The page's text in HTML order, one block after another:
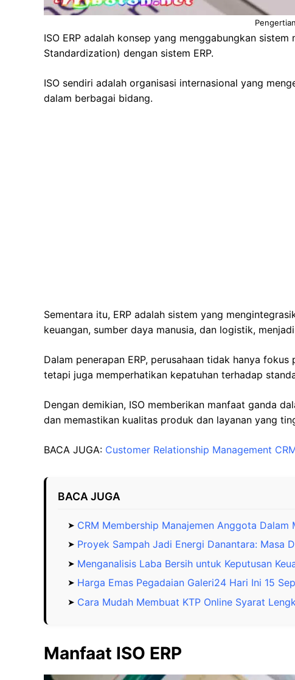
ISO ERP adalah konsep yang menggabungkan
Standardization) dengan sistem ERP.
ISO sendiri adalah organisasi internasional yang
dalam berbagai bidang.
Sementara itu, ERP adalah sistem yang
keuangan, sumber daya manusia, dan logistik,
Dalam penerapan ERP, perusahaan tidak hanya
tetapi juga memperhatikan kepatuhan terhadap
Dengan demikian, ISO memberikan manfaat ganda
dan memastikan kualitas produk dan layanan yang
BACA JUGA: Customer Relationship Management
BACA JUGA
CRM Membership Manajemen Anggota Dalam
Proyek Sampah Jadi Energi Danantara: Masa
Menganalisis Laba Bersih untuk Keputusan
Harga Emas Pegadaian Galeri24 Hari Ini 15
Cara Mudah Membuat KTP Online Syarat
Manfaat ISO ERP